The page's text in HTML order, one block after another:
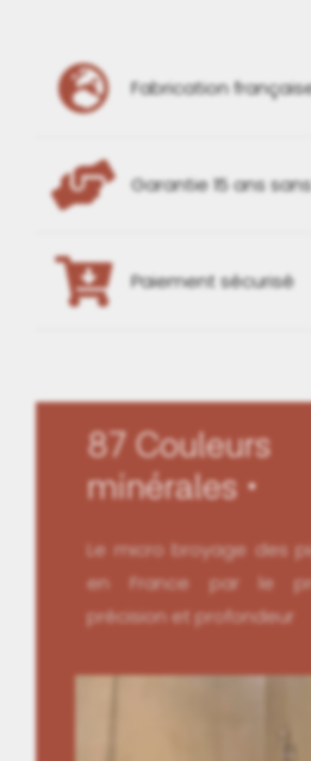
Fabrication
Garantie 15 ans
Paiement sécurisé
87 Couleurs
minérales
Le micro broyage des
en France par le
précision et profondeur